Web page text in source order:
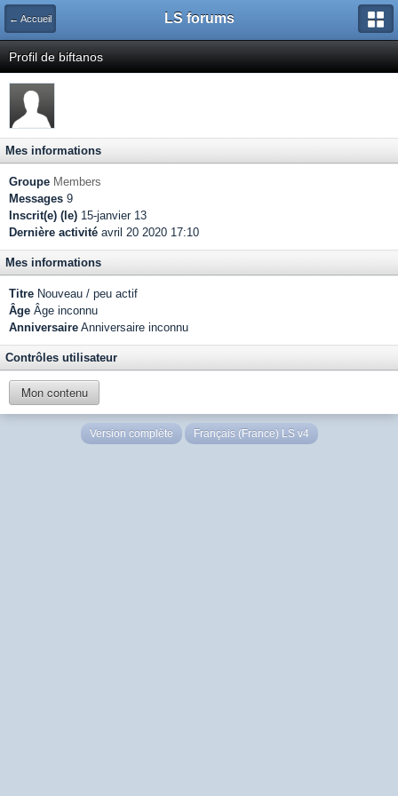
← Accueil LS forums
Profil de biftanos
Mes informations
Groupe Members
Messages 9
Inscrit(e) (le) 15-janvier 13
Dernière activité avril 20 2020 17:10
Mes informations
Titre Nouveau / peu actif
Âge Âge inconnu
Anniversaire Anniversaire inconnu
Contrôles utilisateur
Mon contenu
Version complète Français (France) LS v4